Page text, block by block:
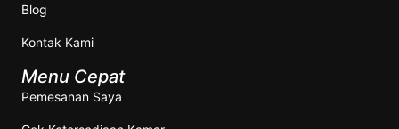
Blog
Kontak Kami
Menu Cepat
Pemesanan Saya